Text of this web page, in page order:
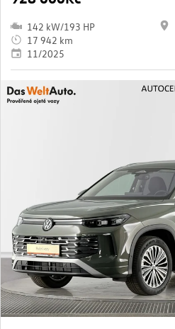
142 kW/193 HP
17 942 km
11/2025